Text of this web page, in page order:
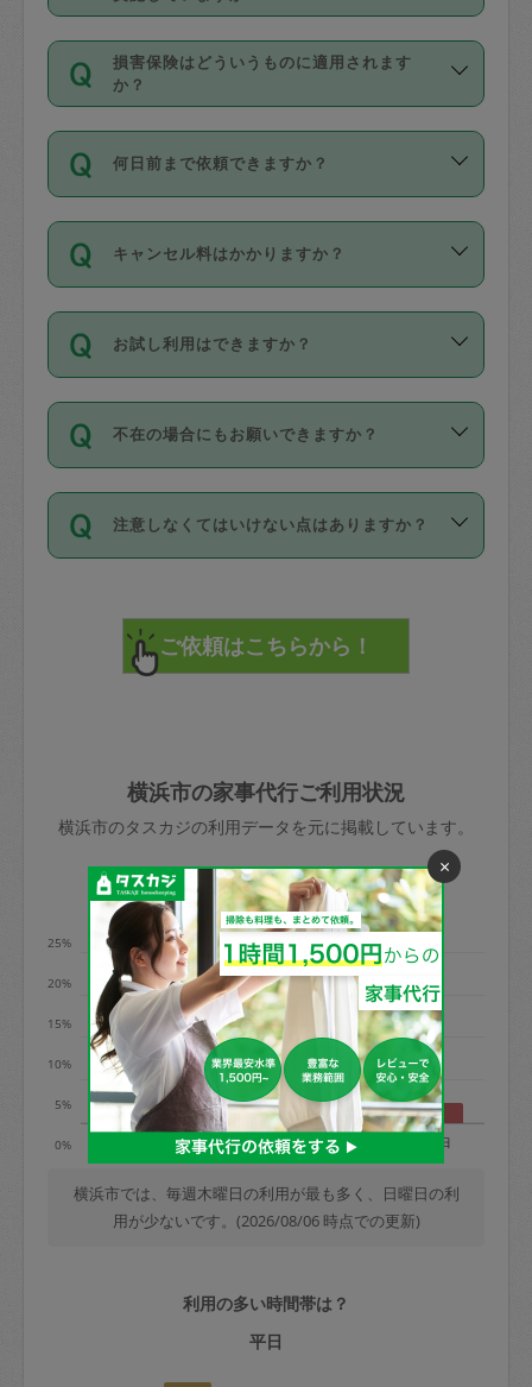
能です。依頼送信後、個別にタスカジさ
んにメッセージを送り調整してくださ
い。ただし、２時間を越えての調整はで
時間も被らない場合、損害保険の対象外
基本的に、高所での作業や危険作業、屋
外での作業は対象外です。
育園や学校の給食やレストランで料理関
係の専門職に従事されていた方、日本で
すでにハウスキーパーや英語の先生とし
てお仕事をしているフィリピン出身の
社員など様々なバックグラウンドの方が
登録しています。
日本語も話せる方など様々です。
ールに記載していますので、各自の得意
を依頼してください。
応募の際に、各自事務局との面接と説明
を行っています。その後、身分証明書の
写真提出をしていただいています。外国
確認しています。タスカジさんトレーニ
ング動画を使ったセルフトレーニングの
現場トライアルを受け、合格したタスカ
ジさんが活動されています。
※テストセンターの講評は１件目のレビュ
参考
【詳細】タスカジさんの登録に際
損害保険はどういうものに適用されます
か？
依頼者とタスカジさんとの間でタスカジ
を通して成立した作業時間内での作業に
適用されます。作業範囲は、掃除、洗
です。作業中に物を壊したり、人にけが
をさせたりした場合が対象で、補償金額
す。
写真を撮り、
詳細FAQ：
損害賠償保険について教えて
何日前まで依頼できますか？
ご依頼は、現在を起点に3日後（72時間
以降）の日時から受付可能となっていま
す。
タスカジさんへ「募集」をかけることが
可能です。
キャンセル料はかかりますか？
キャンセル料には、以下の2種類がありま
す。
1. 直前キャンセル（定期、スポット契約
共通）
72時間を超える※と、以下のキャンセル
料が発生します。
直前キャンセル料：
72時間前〜24時間前＝依頼料金の50%
依頼者不在による当日キャンセル＝依頼
金額の100%＋交通費全額
※例：依頼日時／土曜日午前9時開始の場
合、水曜日午前9時以降はキャンセル料が
水曜日9時〜金曜日9時まで＝依頼料金の
50%
金曜日9時～土曜日8時まで＝依頼金額の
100%
土曜日8時〜実施時間＝依頼金額の100%
＋交通費全額
依頼者不在による当日キャンセル＝依頼
金額の100%＋交通費全額
定期契約をキャンセルする場合、毎週定
期は月2回まで隔週定期は月1回までキャ
お試し利用はできますか？
「お試し利用」というメニューはありま
せんが、「一回のみ」依頼を活用するこ
とによって、気に入ったタスカジさんを
まず、条件の合う気になるタスカジさ
みてください。
その後、一番気に入ったタスカジさんに
不在の場合にもお願いできますか？
不在の場合の作業はタスカジさんの同意
が必要です。数回の依頼ののち、タスカ
ジさんと依頼者の間で十分な信頼関係が
てください。
不在時に部屋に入るためにタスカジさん
きた場合は損害保険の対象外となるので
ご注意ください。
注意しなくてはいけない点はありますか？
で、必ず鍵のかかるロッカーや金庫に入
れて依頼者の責任の元管理するよう心掛
けてください。
玉、など
あわせてこちらも参照ください：初めて
利用します。注意しなくてはいけない点
はありますか？
横浜市の家事代行ご利用状況
横浜市のタスカジの利用データを元に掲載しています。
利用の多い曜日は？
0%
5%
10%
15%
20%
25%
火 水 木 金 日
横浜市では、毎週木曜日の利用が最も多く、日曜日の利
用が少ないです。(2026/08/06 時点での更新)
利用の多い時間帯は？
平日
×